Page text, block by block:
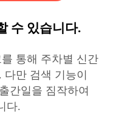
수 있습니다.
통해 주차별 신간
만 검색 기능이
간일을 짐작하여
다.